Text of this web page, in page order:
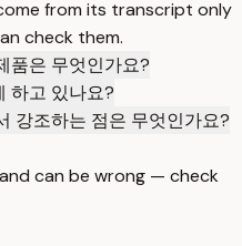
from its transcript only
check them.
품은 무엇인가요?
하고 있나요?
강조하는 점은 무엇인가요?
can be wrong — check